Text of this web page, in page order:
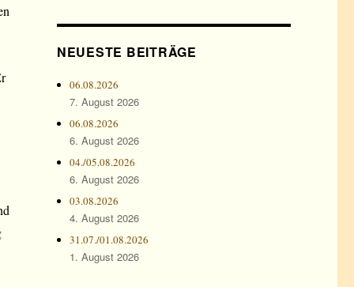
NEUESTE BEITRÄGE
06.08.2026
7. August 2026
06.08.2026
6. August 2026
04./05.08.2026
6. August 2026
03.08.2026
4. August 2026
31.07./01.08.2026
1. August 2026